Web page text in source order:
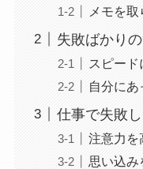
メモを取
失敗ばかり
スピード
自分に
仕事で失敗
注意力を
思い込み